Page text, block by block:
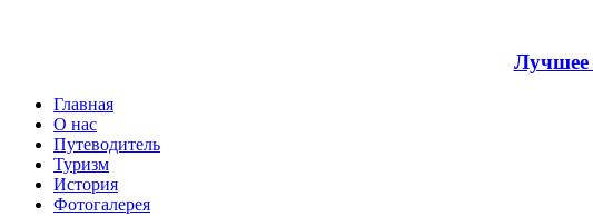
Лучшее
Главная
О нас
Путеводитель
Туризм
История
Фотогалерея